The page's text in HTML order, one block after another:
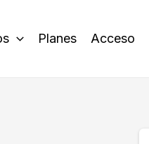
Planes Acceso